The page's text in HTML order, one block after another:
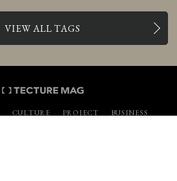
VIEW ALL TAGS
CULTURE PROJECT
BUSINESS